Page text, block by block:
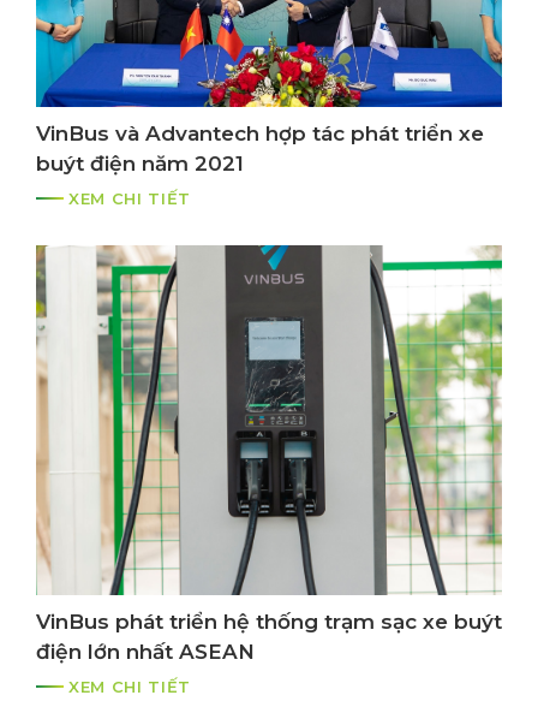
VinBus và Advantech hợp tác phát triển xe
buýt điện năm 2021
XEM CHI TIẾT
VinBus phát triển hệ thống trạm sạc xe buýt
điện lớn nhất ASEAN
XEM CHI TIẾT